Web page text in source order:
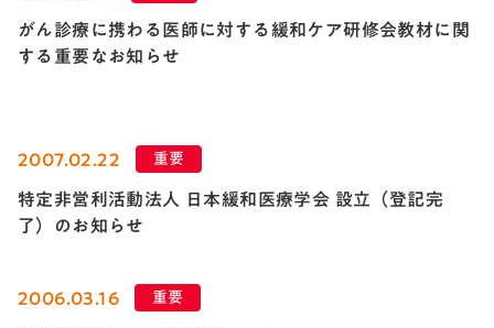
がん診療に携わる医師に対する緩和ケア研修会教材に関
する重要なお知らせ
2007.02.22 重要
特定非営利活動法人 日本緩和医療学会 設立（登記完
了）のお知らせ
2006.03.16 重要